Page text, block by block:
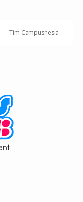
Tim Campusnesia